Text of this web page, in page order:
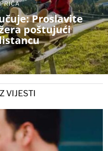
Proslavite
poštujući
VIJESTI